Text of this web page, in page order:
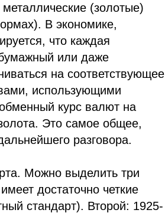
(золотые)
В экономике,
что каждая
или даже
на соответствующее
использующими
курс валют на
Это самое общее,
разговора.
Можно выделить три
достаточно четкие
стандарт). Второй: 1925-